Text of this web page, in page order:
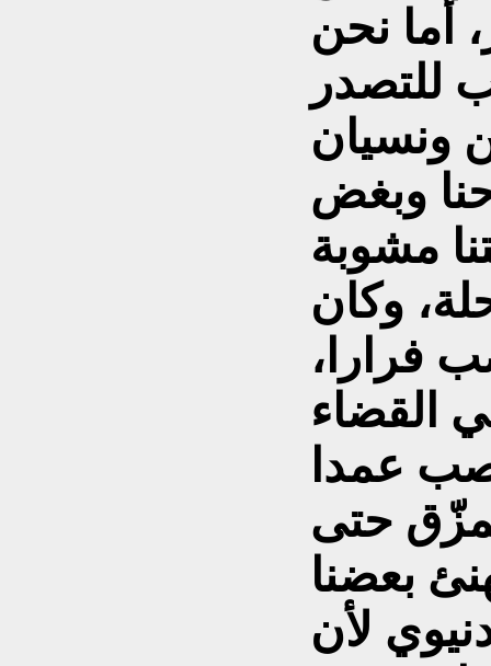
أما نحن
للتصدر
ونسيان
وبغض
مشوبة
وكان
فرارا،
القضاء
عمدا
حتى
بعضنا
لأن